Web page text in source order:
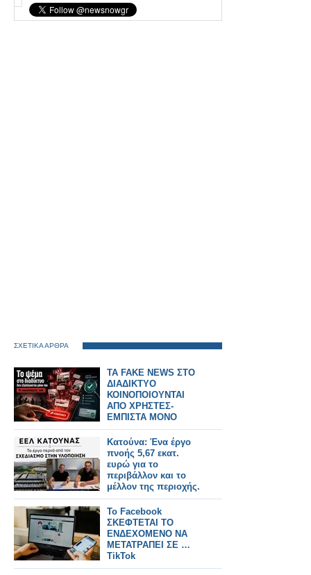
ΣΧΕΤΙΚΑ ΑΡΘΡΑ
TA FAKE NEWS ΣΤΟ
ΔΙΑΔΙΚΤΥΟ
ΚΟΙΝΟΠΟΙΟΥΝΤΑΙ
ΑΠΟ ΧΡΗΣΤΕΣ-
ΕΜΠΙΣΤΑ ΜΟΝΟ
ΑΞΙΟΠΙΣΤΑ SITE
Κατούνα: Ένα έργο
πνοής 5,67 εκατ.
ευρώ για το
περιβάλλον και το
μέλλον της περιοχής.
Το Facebook
ΣΚΕΦΤΕΤΑΙ ΤΟ
ΕΝΔΕΧΟΜΕΝΟ ΝΑ
ΜΕΤΑΤΡΑΠΕΙ ΣΕ …
TikTok